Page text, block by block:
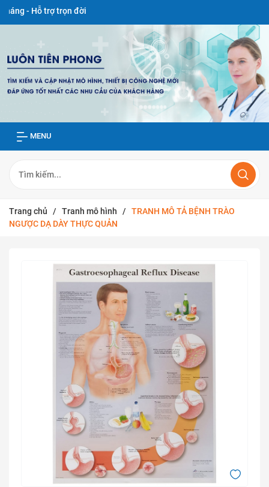
trợ trọn đời
MENU
Trang chủ / Tranh mô hình /
TRANH MÔ TẢ BỆNH TRÀO
NGƯỢC DẠ DÀY THỰC QUẢN